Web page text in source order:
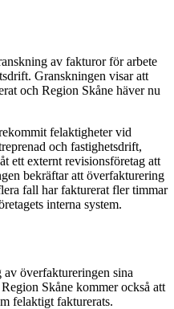
av fakturor för arbete
Granskningen visar att
och Region Skåne häver nu
felaktigheter vid
och fastighetsdrift,
ett externt revisionsföretag att
bekräftar att överfakturering
fall har fakturerat fler timmar
interna system.
överfaktureringen sina
Skåne kommer också att
felaktigt fakturerats.